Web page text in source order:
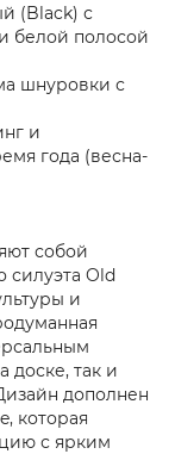
(Black) с
белой полосой
шнуровки с
и
года (весна-
собой
силуэта Old
и
доске, так и
дополнен
которая
с ярким